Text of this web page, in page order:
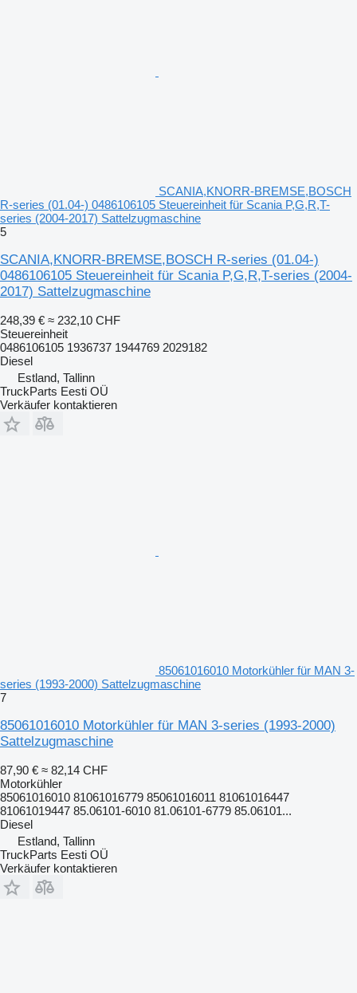
SCANIA,KNORR-BREMSE,BOSCH
R-series (01.04-) 0486106105 Steuereinheit für Scania P,G,R,T-
series (2004-2017) Sattelzugmaschine
5
SCANIA,KNORR-BREMSE,BOSCH R-series (01.04-)
0486106105 Steuereinheit für Scania P,G,R,T-series (2004-
2017) Sattelzugmaschine
248,39 € ≈ 232,10 CHF
Steuereinheit
0486106105 1936737 1944769 2029182
Diesel
Estland, Tallinn
TruckParts Eesti OÜ
Verkäufer kontaktieren
85061016010 Motorkühler für MAN 3-
series (1993-2000) Sattelzugmaschine
7
85061016010 Motorkühler für MAN 3-series (1993-2000)
Sattelzugmaschine
87,90 € ≈ 82,14 CHF
Motorkühler
85061016010 81061016779 85061016011 81061016447
81061019447 85.06101-6010 81.06101-6779 85.06101...
Diesel
Estland, Tallinn
TruckParts Eesti OÜ
Verkäufer kontaktieren